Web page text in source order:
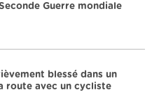
Guerre mondiale
blessé dans un
route avec un cycliste